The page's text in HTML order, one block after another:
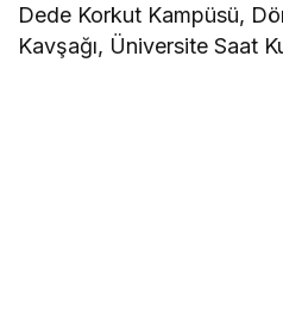
Dede Korkut Kampüsü,
Kavşağı, Üniversite Saat